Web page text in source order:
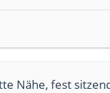
Nähe, fest